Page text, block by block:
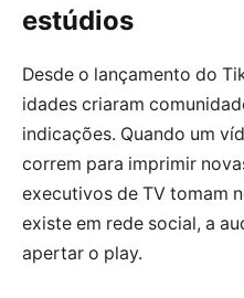
estúdios
Desde o lançamento do
idades criaram
indicações. Quando um
correm para imprimir
executivos de TV tomam
existe em rede social, a
apertar o play.